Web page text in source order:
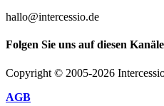
hallo@intercessio.de
Folgen Sie uns auf diesen
Copyright © 2005-2026
AGB